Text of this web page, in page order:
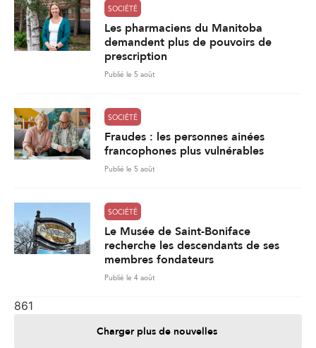
SOCIÉTÉ
Les pharmaciens du Manitoba
demandent plus de pouvoirs de
prescription
Publié le 5 août
SOCIÉTÉ
Fraudes : les personnes ainées
francophones plus vulnérables
Publié le 5 août
SOCIÉTÉ
Le Musée de Saint-Boniface
recherche les descendants de ses
membres fondateurs
Publié le 4 août
861
Charger plus de nouvelles